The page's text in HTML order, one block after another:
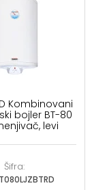
Kombinovani
bojler BT-80
levi
Šifra: